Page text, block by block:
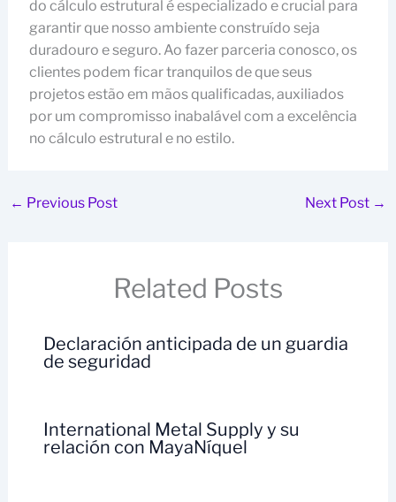
do cálculo estrutural é especializado e crucial para
garantir que nosso ambiente construído seja
duradouro e seguro. Ao fazer parceria conosco, os
clientes podem ficar tranquilos de que seus
projetos estão em mãos qualificadas, auxiliados
por um compromisso inabalável com a excelência
no cálculo estrutural e no estilo.
← Previous Post Next Post →
Related Posts
Declaración anticipada de un guardia
de seguridad
International Metal Supply y su
relación con MayaNíquel